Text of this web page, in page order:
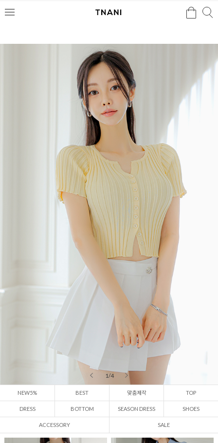
메
검색
2 / 4
NEW5% BEST 맞춤제작 TOP
DRESS BOTTOM SEASON DRESS SHOES
ACCESSORY SALE